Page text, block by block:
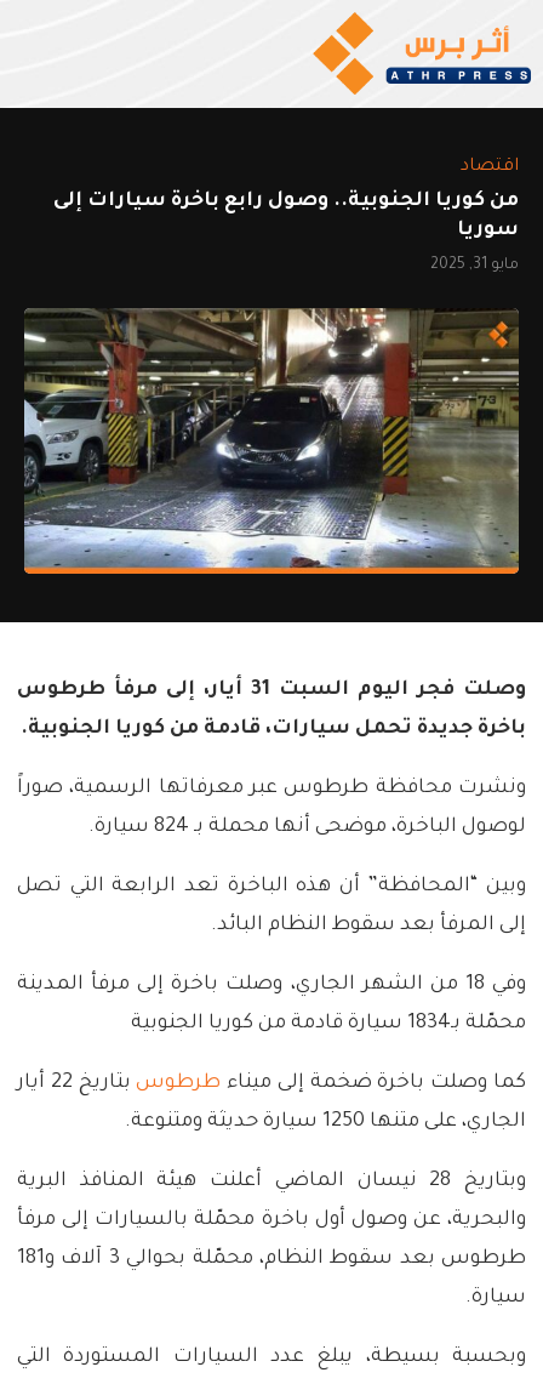
اقتصاد
من كوريا الجنوبية.. وصول رابع باخرة سيارات إلى
سوريا
مايو 31, 2025
وصلت فجر اليوم السبت 31 أيار، إلى مرفأ طرطوس
باخرة جديدة تحمل سيارات، قادمة من كوريا الجنوبية.
ونشرت محافظة طرطوس عبر معرفاتها الرسمية، صوراً
لوصول الباخرة، موضحى أنها محملة بـ 824 سيارة.
وبين “المحافظة” أن هذه الباخرة تعد الرابعة التي تصل
إلى المرفأ بعد سقوط النظام البائد.
وفي 18 من الشهر الجاري، وصلت باخرة إلى مرفأ المدينة
محمّلة بـ1834 سيارة قادمة من كوريا الجنوبية
كما وصلت باخرة ضخمة إلى ميناء طرطوس
بتاريخ 22 أيار
الجاري، على متنها 1250 سيارة حديثة ومتنوعة.
وبتاريخ 28 نيسان الماضي أعلنت هيئة المنافذ البرية
والبحرية، عن وصول أول باخرة محمّلة بالسيارات إلى مرفأ
طرطوس بعد سقوط النظام، محمّلة بحوالي 3 آلاف و181
سيارة.
وبحسبة بسيطة، يبلغ عدد السيارات المستوردة التي